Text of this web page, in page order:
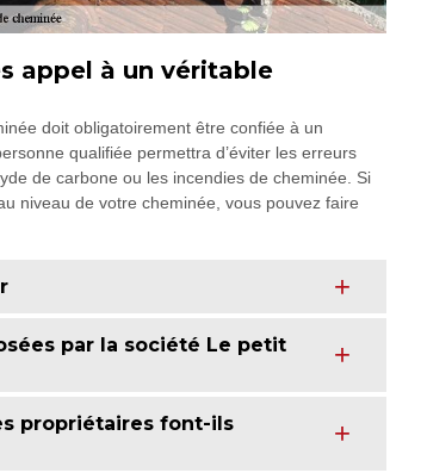
appel à un véritable
doit obligatoirement être confiée à un
qualifiée permettra d’éviter les erreurs
de carbone ou les incendies de cheminée. Si
niveau de votre cheminée, vous pouvez faire
par la société Le petit
propriétaires font-ils